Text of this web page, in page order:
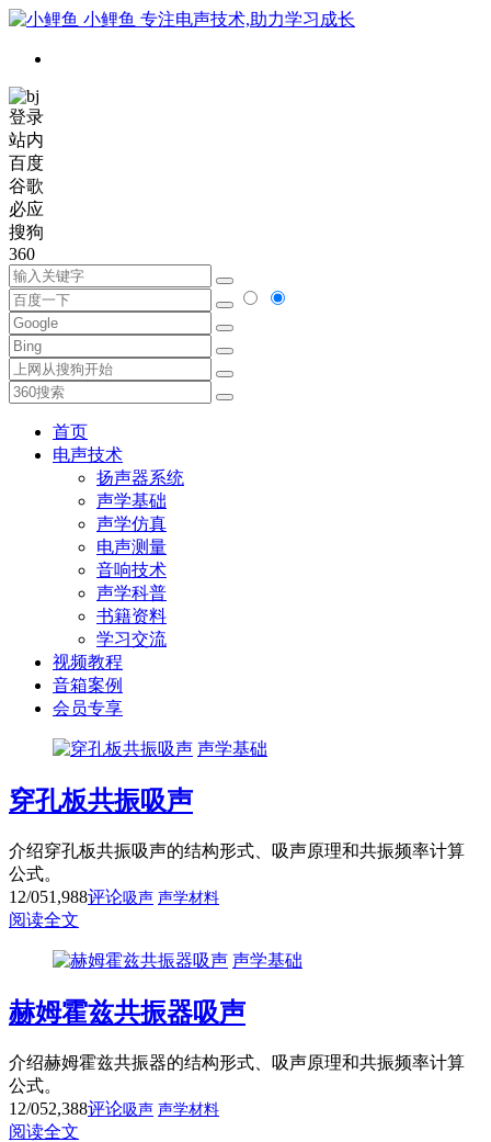
小鲤鱼 专注电声技术,助力学习成长
登录
站内
百度
谷歌
必应
搜狗
360
首页
电声技术
扬声器系统
声学基础
声学仿真
电声测量
音响技术
声学科普
书籍资料
学习交流
视频教程
音箱案例
会员专享
声学基础
穿孔板共振吸声
介绍穿孔板共振吸声的结构形式、吸声原理和共振频率计算
公式。
12/051,988评论吸声 声学材料
阅读全文
声学基础
赫姆霍兹共振器吸声
介绍赫姆霍兹共振器的结构形式、吸声原理和共振频率计算
公式。
12/052,388评论吸声 声学材料
阅读全文